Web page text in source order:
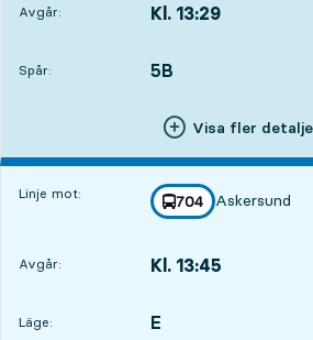
Avgår: Kl. 13:29
Spår:
SPÅR, 5B
,
Visa fler
Linje mot: linje
704
mot
Askersund
,
Avgår: Kl. 13:45
Läge:
LÄGE, E
,